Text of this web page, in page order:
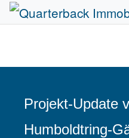
Projekt-Update
Humboldtring-